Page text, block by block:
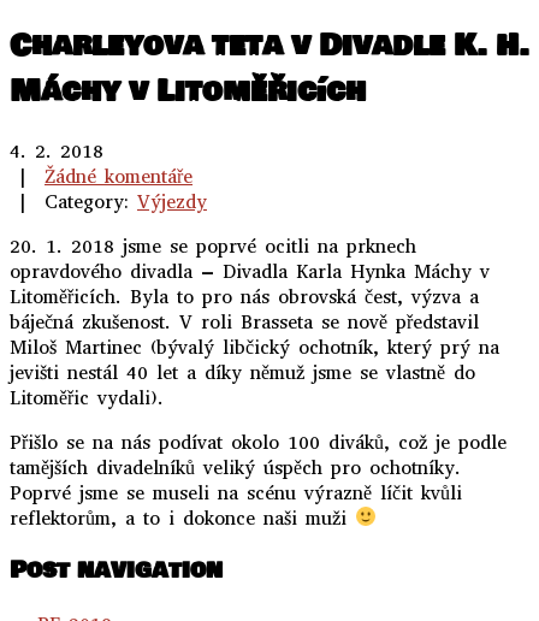
Charleyova teta v Divadle K. H.
Máchy v Litoměřicích
4. 2. 2018
| Žádné komentáře
| Category: Výjezdy
20. 1. 2018 jsme se poprvé ocitli na prknech
opravdového divadla – Divadla Karla Hynka Máchy v
Litoměřicích. Byla to pro nás obrovská čest, výzva a
báječná zkušenost. V roli Brasseta se nově představil
Miloš Martinec (bývalý libčický ochotník, který prý na
jevišti nestál 40 let a díky němuž jsme se vlastně do
Litoměřic vydali).
Přišlo se na nás podívat okolo 100 diváků, což je podle
tamějších divadelníků veliký úspěch pro ochotníky.
Poprvé jsme se museli na scénu výrazně líčit kvůli
reflektorům, a to i dokonce naši muži
Post navigation